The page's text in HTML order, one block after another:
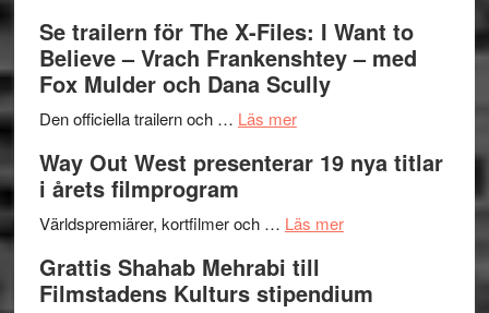
Park
–
kväll
II
Se trailern för The X-Files: I Want to
Believe – Vrach Frankenshtey – med
Fox Mulder och Dana Scully
Den officiella trailern och … Läs merom
trailern
The
Files:
I
Way Out West presenterar 19 nya titlar
i årets filmprogram
Världspremiärer, kortfilmer och … Läs merom
West
Grattis Shahab Mehrabi till
Filmstadens Kulturs stipendium